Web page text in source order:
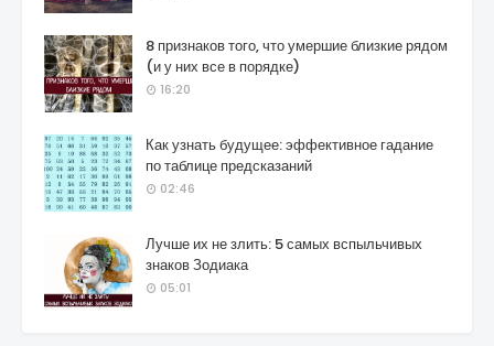
8 признаков того, что умершие близкие рядом
(и у них все в порядке)
16:20
Как узнать будущее: эффективное гадание
по таблице предсказаний
02:46
Лучше их не злить: 5 самых вспыльчивых
знаков Зодиака
05:01